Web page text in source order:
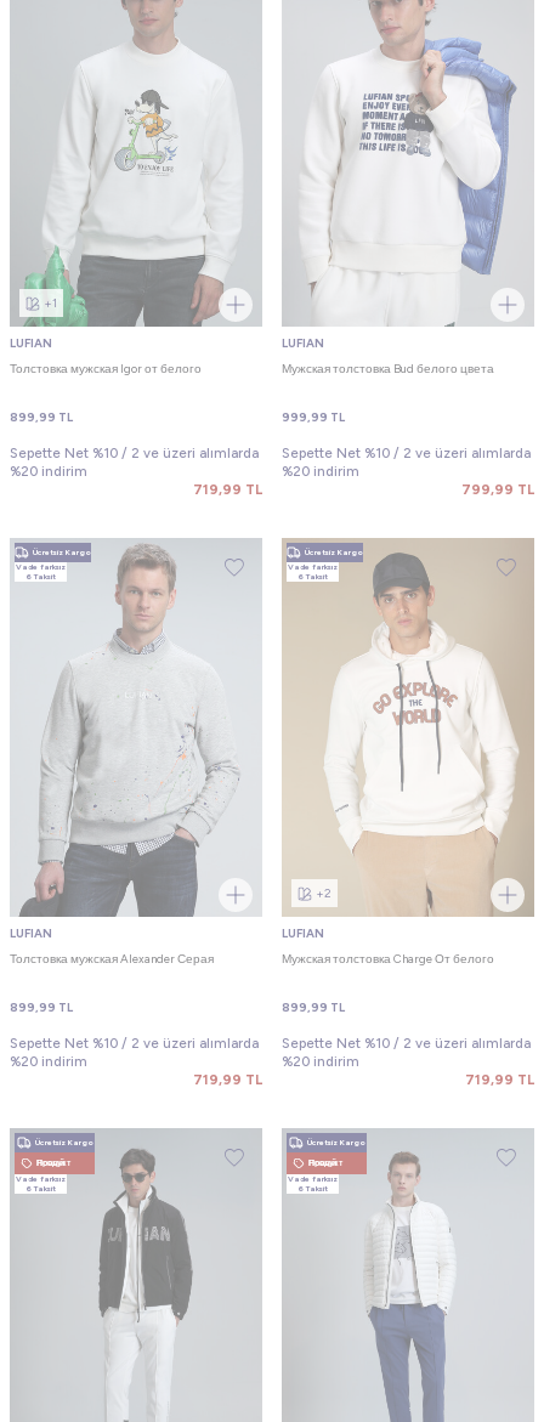
+1
LUFIAN
Толстовка мужская Igor от белого
899,99 TL
Sepette Net %10 / 2 ve üzeri alımlarda
%20 indirim
719,99 TL
LUFIAN
Мужская толстовка Bud белого цвета
999,99 TL
Sepette Net %10 / 2 ve üzeri alımlarda
%20 indirim
799,99 TL
Ücretsiz Kargo
Vade farksız
6 Taksit
LUFIAN
Толстовка мужская Alexander Серая
899,99 TL
Sepette Net %10 / 2 ve üzeri alımlarda
%20 indirim
719,99 TL
Ücretsiz Kargo
Vade farksız
6 Taksit
+2
LUFIAN
Мужская толстовка Charge От белого
899,99 TL
Sepette Net %10 / 2 ve üzeri alımlarda
%20 indirim
719,99 TL
Ücretsiz Kargo
Новый Продукт
Vade farksız
6 Taksit
Ücretsiz Kargo
Новый Продукт
Vade farksız
6 Taksit